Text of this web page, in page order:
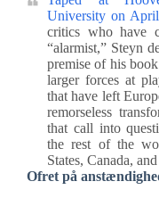
University on
critics who have
“alarmist,” Steyn
premise of his
larger forces at
that have left
remorseless
that call into
the rest of the
States, Canada,
Ofret på